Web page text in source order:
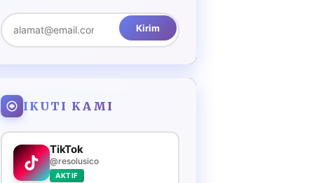
Kirim
IKUTI KAMI
TikTok
@resolusico
AKTIF